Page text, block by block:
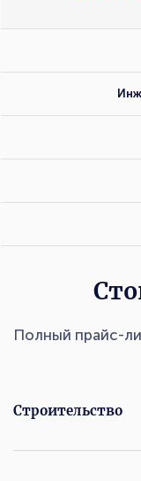
Полный прайс-
Строительство